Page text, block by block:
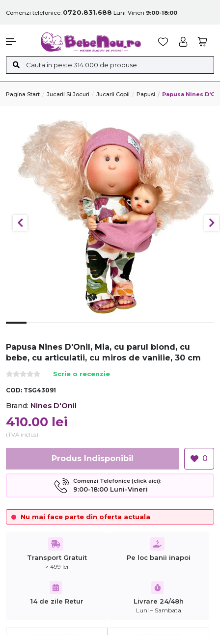
Comenzi telefonice: 0720.831.688 Luni-Vineri 9:00-18:00
Pagina Start Jucarii Si Jocuri Jucarii Copii Papusi Papusa Nines
Papusa Nines D'Onil, Mia, cu parul blond, cu
bebe, cu articulatii, cu miros de vanilie, 30 cm
Scrie o recenzie
COD: TSG43091
Brand: Nines D'Onil
410.00 lei
(TVA inclus)
Produs Indisponibil 0
Comenzi Telefonice (click aici):
9:00-18:00 Luni-Vineri
Nu mai face parte din oferta actuala
Transport Gratuit
> 499 lei
Pe loc banii inapoi
14 de zile Retur Livrare 24/48h
Luni – Sambata